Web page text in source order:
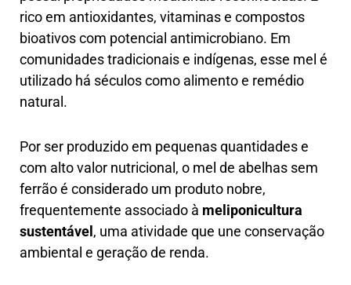
rico em antioxidantes, vitaminas e compostos
bioativos com potencial antimicrobiano. Em
comunidades tradicionais e indígenas, esse mel é
utilizado há séculos como alimento e remédio
natural.
Por ser produzido em pequenas quantidades e
com alto valor nutricional, o mel de abelhas sem
ferrão é considerado um produto nobre,
frequentemente associado à meliponicultura
sustentável, uma atividade que une conservação
ambiental e geração de renda.